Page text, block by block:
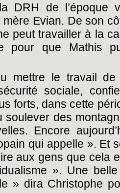
DRH de l’époque
Evian. De son
peut travailler à la
pour que Mathis
mettre le travail
sociale,
forts, dans cette
des
Encore
qui appelle ». Et
aux gens que cela
». Une
» dira Christophe